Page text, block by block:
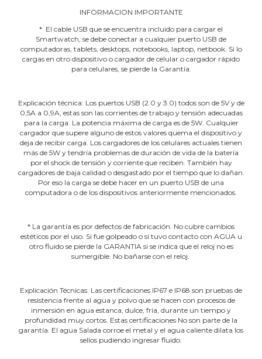
INFORMACION IMPORTANTE
* El cable USB que se encuentra incluido para cargar el
Smartwatch, se debe conectar a cualquier puerto USB de
computadoras, tablets, desktops, notebooks, laptop, netbook. Si lo
cargas en otro dispositivo o cargador de celular o cargador rápido
para celulares, se pierde la Garantía.
Explicación técnica: Los puertos USB (2.0 y 3.0) todos son de 5V y de
0,5A a 0,9A, estas son las corrientes de trabajo y tensión adecuadas
para la carga. La potencia máxima de carga es de 5W. Cualquier
cargador que supere alguno de estos valores quema el dispositivo y
deja de recibir carga. Los cargadores de los celulares actuales tienen
más de 5W y tendría problemas de duración de vida de la batería
por el shock de tensión y corriente que reciben. También hay
cargadores de baja calidad o desgastado por el tiempo que lo dañan.
Por eso la carga se debe hacer en un puerto USB de una
computadora o de los dispositivos anteriormente mencionados.
* La garantía es por defectos de fabricación. No cubre cambios
estéticos por el uso. Si fue golpeado o si tuvo contacto con AGUA u
otro fluido se pierde la GARANTIA si se indica que el reloj no es
sumergible. No bañarse con el reloj.
Explicación Técnicas: Las certificaciones IP67 e IP68 son pruebas de
resistencia frente al agua y polvo que se hacen con procesos de
inmersión en agua estanca, dulce, fría, durante un tiempo y
profundidad muy cortos. Estas certificaciones No son parte de la
garantía. El agua Salada corroe el metal y el agua caliente dilata los
sellos pudiendo ingresar fluido.